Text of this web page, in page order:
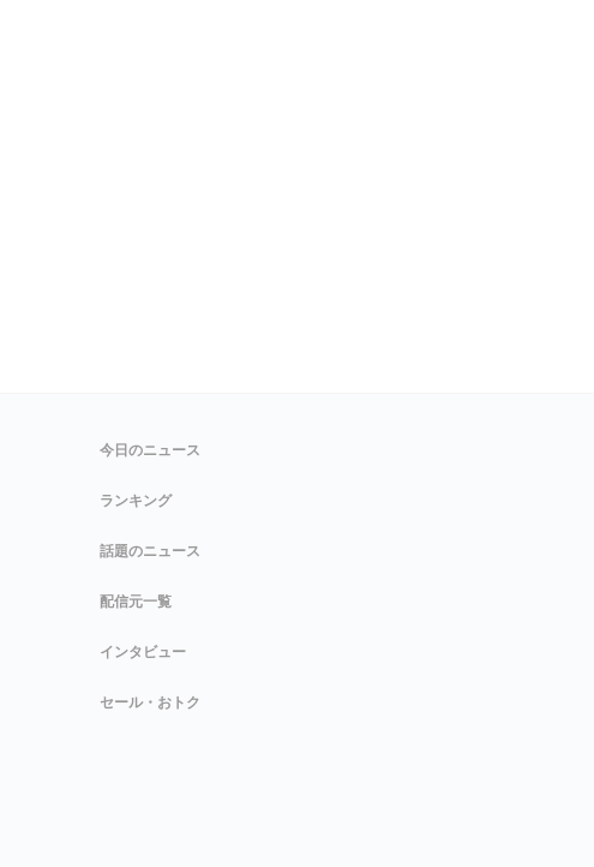
今日のニュース
ランキング
話題のニュース
配信元一覧
インタビュー
セール・おトク